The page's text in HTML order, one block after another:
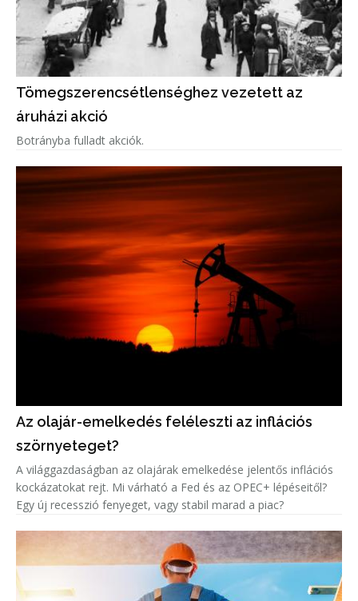
Tömegszerencsétlenséghez vezetett az
áruházi akció
Botrányba fulladt akciók.
Az olajár-emelkedés feléleszti az inflációs
szörnyeteget?
A világgazdaságban az olajárak emelkedése jelentős inflációs
kockázatokat rejt. Mi várható a Fed és az OPEC+ lépéseitől?
Egy új recesszió fenyeget, vagy stabil marad a piac?